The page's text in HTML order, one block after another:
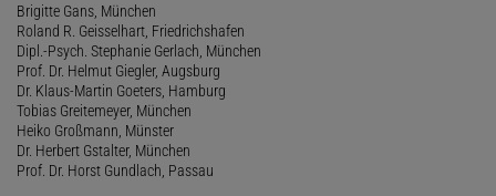
Brigitte Gans, München
Roland R. Geisselhart, Friedrichshafen
Dipl.-Psych. Stephanie Gerlach, München
Prof. Dr. Helmut Giegler, Augsburg
Dr. Klaus-Martin Goeters, Hamburg
Tobias Greitemeyer, München
Heiko Großmann, Münster
Dr. Herbert Gstalter, München
Prof. Dr. Horst Gundlach, Passau